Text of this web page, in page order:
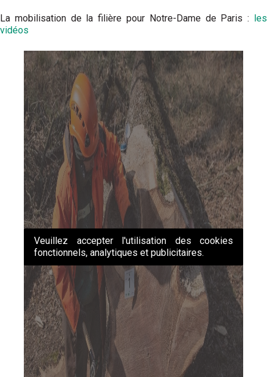
La mobilisation de la filière pour Notre-Dame de Paris : les
vidéos
Veuillez accepter l'utilisation des cookies
fonctionnels, analytiques et publicitaires.